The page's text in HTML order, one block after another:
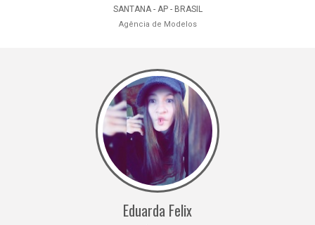
SANTANA - AP - BRASIL
Agência de Modelos
Eduarda Felix